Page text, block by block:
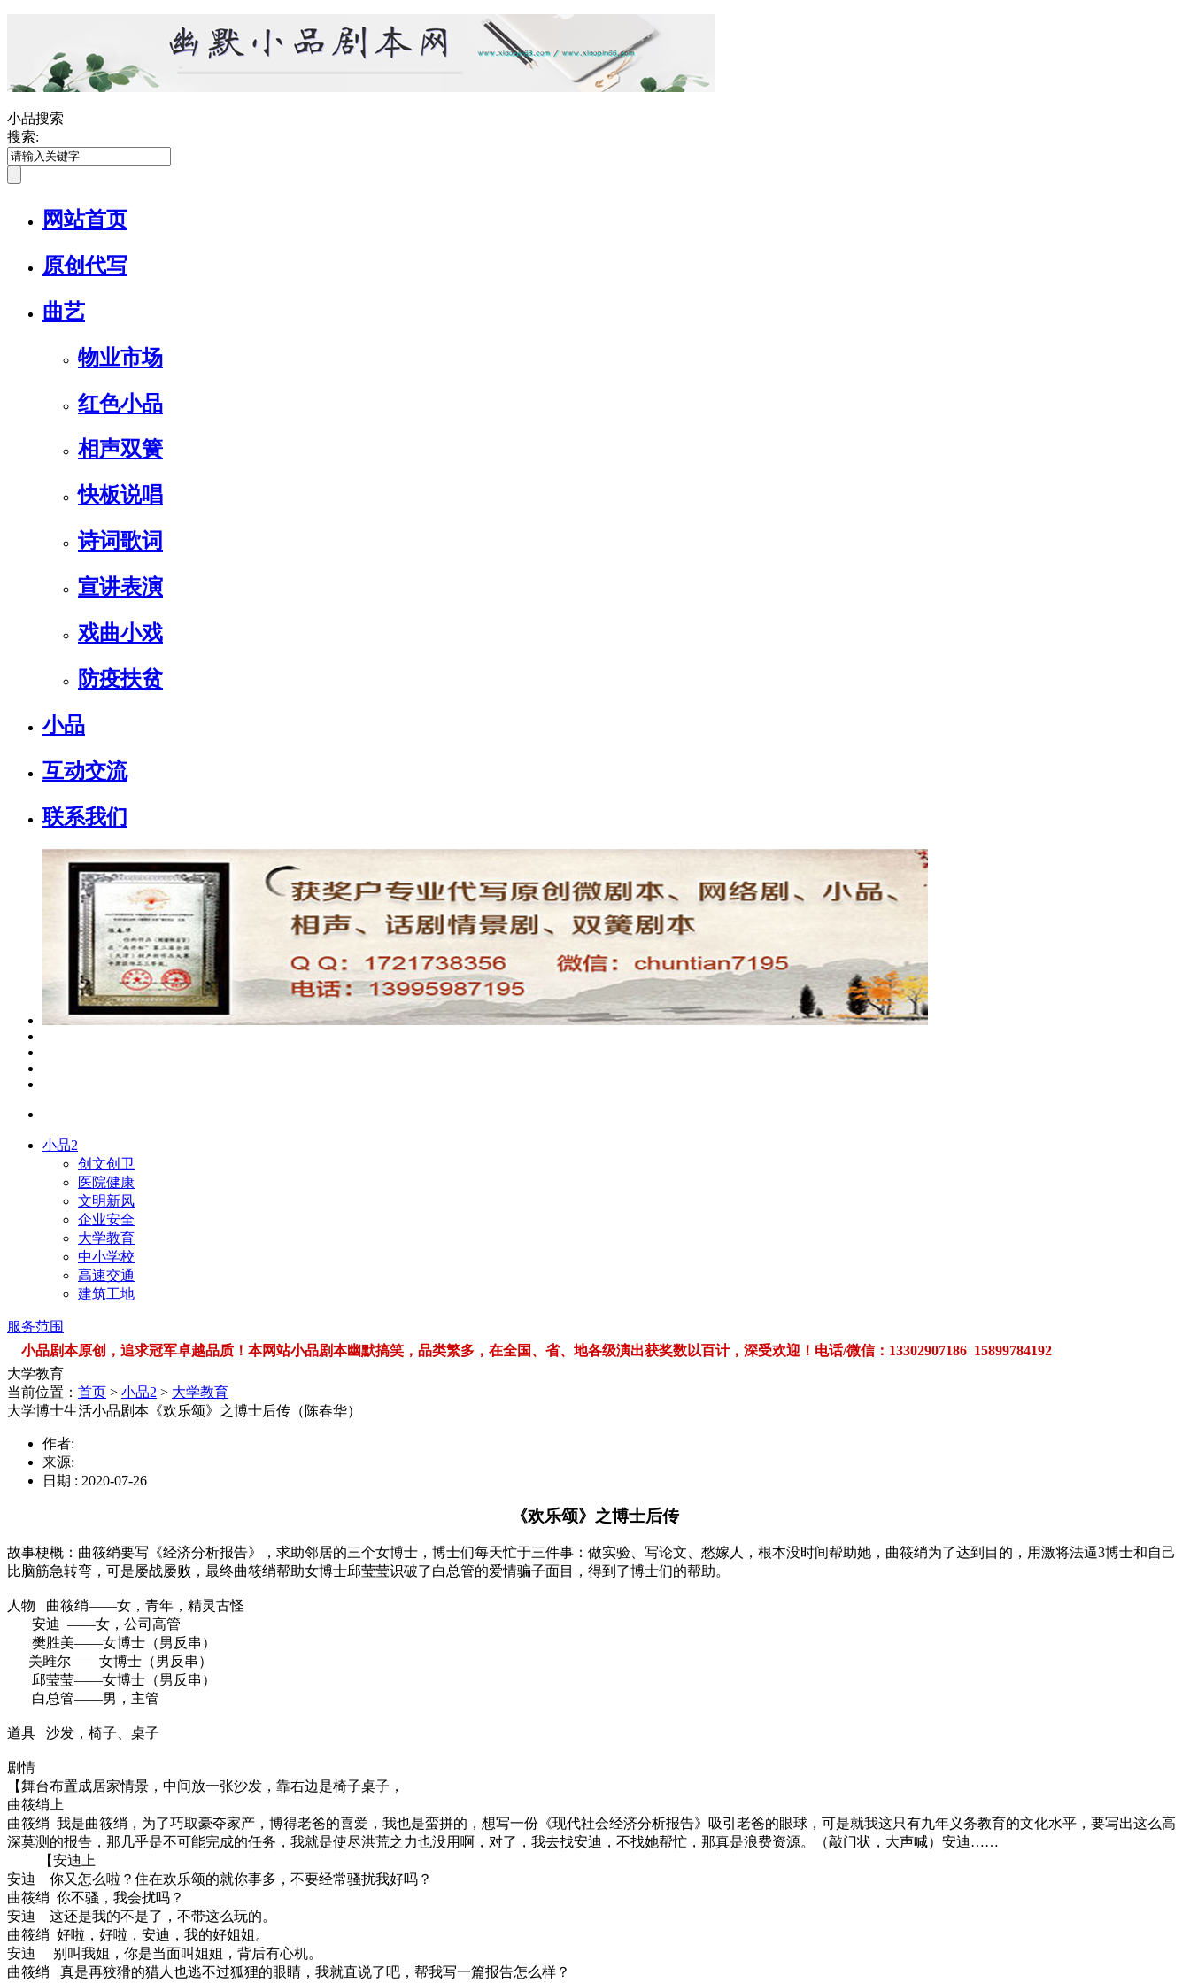
小品搜索
搜索:
网站首页
原创代写
曲艺
物业市场
红色小品
相声双簧
快板说唱
诗词歌词
宣讲表演
戏曲小戏
防疫扶贫
小品
互动交流
联系我们
小品2
创文创卫
医院健康
文明新风
企业安全
大学教育
中小学校
高速交通
建筑工地
服务范围
小品剧本原创，追求冠军卓越品质！本网站小品剧本幽默搞笑，品类繁多，在全国、省、地各级演出获奖数以百计，深受欢迎！电话/微信：13302907186 15899784192
大学教育
当前位置： 首页 > 小品2 > 大学教育
大学博士生活小品剧本《欢乐颂》之博士后传（陈春华）
作者:
来源:
日期 : 2020-07-26
《欢乐颂》之博士后传
故事梗概：曲筱绡要写《经济分析报告》，求助邻居的三个女博士，博士们每天忙于三件事：做实验、写论文、愁嫁人，根本没时间帮助她，曲筱绡为了达到目的，用激将法逼3博士和自己
比脑筋急转弯，可是屡战屡败，最终曲筱绡帮助女博士邱莹莹识破了白总管的爱情骗子面目，得到了博士们的帮助。
人物 曲筱绡——女，青年，精灵古怪
安迪 ——女，公司高管
樊胜美——女博士（男反串）
关雎尔——女博士（男反串）
邱莹莹——女博士（男反串）
白总管——男，主管
道具 沙发，椅子、桌子
剧情
【舞台布置成居家情景，中间放一张沙发，靠右边是椅子桌子，
曲筱绡上
曲筱绡 我是曲筱绡，为了巧取豪夺家产，博得老爸的喜爱，我也是蛮拼的，想写一份《现代社会经济分析报告》吸引老爸的眼球，可是就我这只有九年义务教育的文化水平，要写出这么高
深莫测的报告，那几乎是不可能完成的任务，我就是使尽洪荒之力也没用啊，对了，我去找安迪，不找她帮忙，那真是浪费资源。（敲门状，大声喊）安迪……
【安迪上
安迪
你又怎么啦？住在欢乐颂的就你事多，不要经常骚扰我好吗？
曲筱绡 你不骚，我会扰吗？
安迪
这还是我的不是了，不带这么玩的。
曲筱绡 好啦，好啦，安迪，我的好姐姐。
安迪
别叫我姐，你是当面叫姐姐，背后有心机。
曲筱绡
真是再狡猾的猎人也逃不过狐狸的眼睛，我就直说了吧，帮我写一篇报告怎么样？